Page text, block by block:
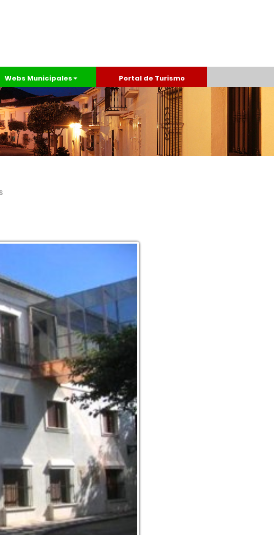
Webs Municipales Portal de Turismo